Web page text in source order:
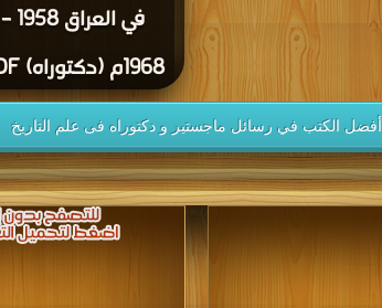
في العراق 1958 –
1968م (دكتوراه) PDF
أفضل الكتب في رسائل ماجستير و دكتوراه فى علم التاريخ